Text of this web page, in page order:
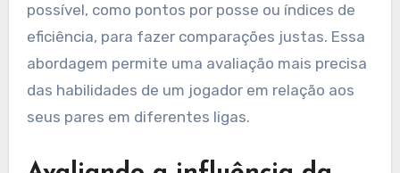
possível, como pontos por posse ou índices de
eficiência, para fazer comparações justas. Essa
abordagem permite uma avaliação mais precisa
das habilidades de um jogador em relação aos
seus pares em diferentes ligas.